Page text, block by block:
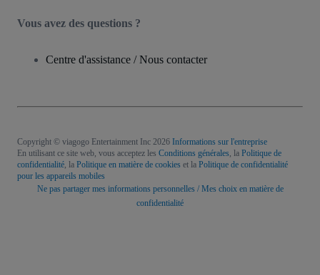
Vous avez des questions ?
Centre d'assistance / Nous contacter
Copyright © viagogo Entertainment Inc 2026 Informations sur l'entreprise
En utilisant ce site web, vous acceptez les Conditions générales, la Politique de
confidentialité, la Politique en matière de cookies et la Politique de confidentialité
pour les appareils mobiles
Ne pas partager mes informations personnelles / Mes choix en matière de
confidentialité